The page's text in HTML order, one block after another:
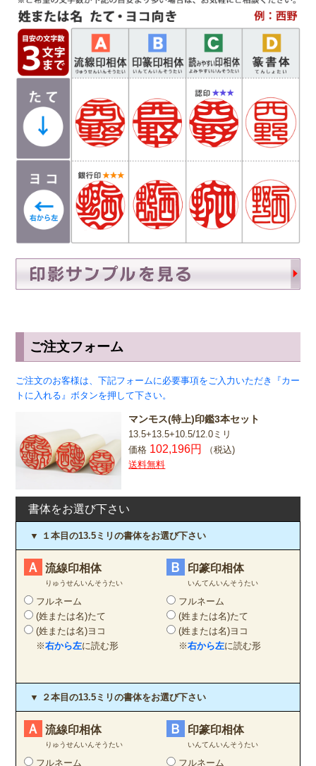
は異なり「上下左右の余白が広い場合や狭い場
合」がありますので、ご希望があるお客様は備考
欄にお書き添え下さい。
ご注文フォーム
ご注文のお客様は、下記フォームに必要事項をご入力いただき『カー
トに入れる』ボタンを押して下さい。
マンモス(特上)印鑑3本セット
13.5+13.5+10.5/12.0ミリ
価格 102,196円
（税込)
送料無料
書体をお選び下さい
▼ １本目の13.5ミリの書体をお選び下さい
Ａ 流線印相体
りゅうせんいんそうたい
フルネーム
(姓または名)たて
(姓または名)ヨコ
※右から左に読む形
Ｂ 印篆印相体
いんてんいんそうたい
フルネーム
(姓または名)たて
(姓または名)ヨコ
※右から左に読む形
▼ ２本目の13.5ミリの書体をお選び下さい
Ａ 流線印相体
りゅうせんいんそうたい
フルネーム
Ｂ 印篆印相体
いんてんいんそうたい
フルネーム